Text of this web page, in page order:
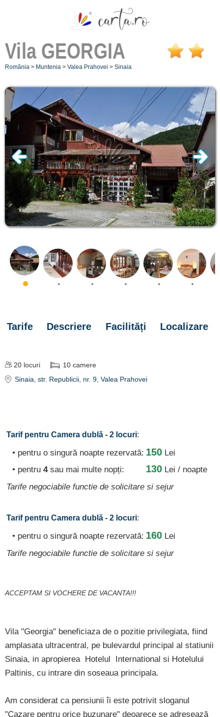
Vila GEORGIA
România > Muntenia > Valea Prahovei > Sinaia
Tarife Descriere Facilități Localizare
20 locuri 10 camere
Sinaia , str. Republicii, nr. 9, Valea Prahovei
Tarif pentru Camera dublă - 2 locuri:
• pentru o singură noapte rezervată: 150 Lei
• pentru 4sau mai multe nopți: 130 Lei / noapte
Tarife negociabile functie de solicitare si sejur
Tarif pentru Camera dublă - 2 locuri:
• pentru o singură noapte rezervată: 160 Lei
Tarife negociabile functie de solicitare si sejur
ACCEPTAM SI VOCHERE DE VACANTA!!!
Vila "Georgia" beneficiaza de o pozitie privilegiata, fiind
amplasata ultracentral, pe bulevardul principal al statiunii
Sinaia, in apropierea Hotelul International si Hotelului
Paltinis, cu intrare din soseaua principala.
Am considerat ca pensiunii îi este potrivit sloganul
"Cazare pentru orice buzunare" deoarece se adresează